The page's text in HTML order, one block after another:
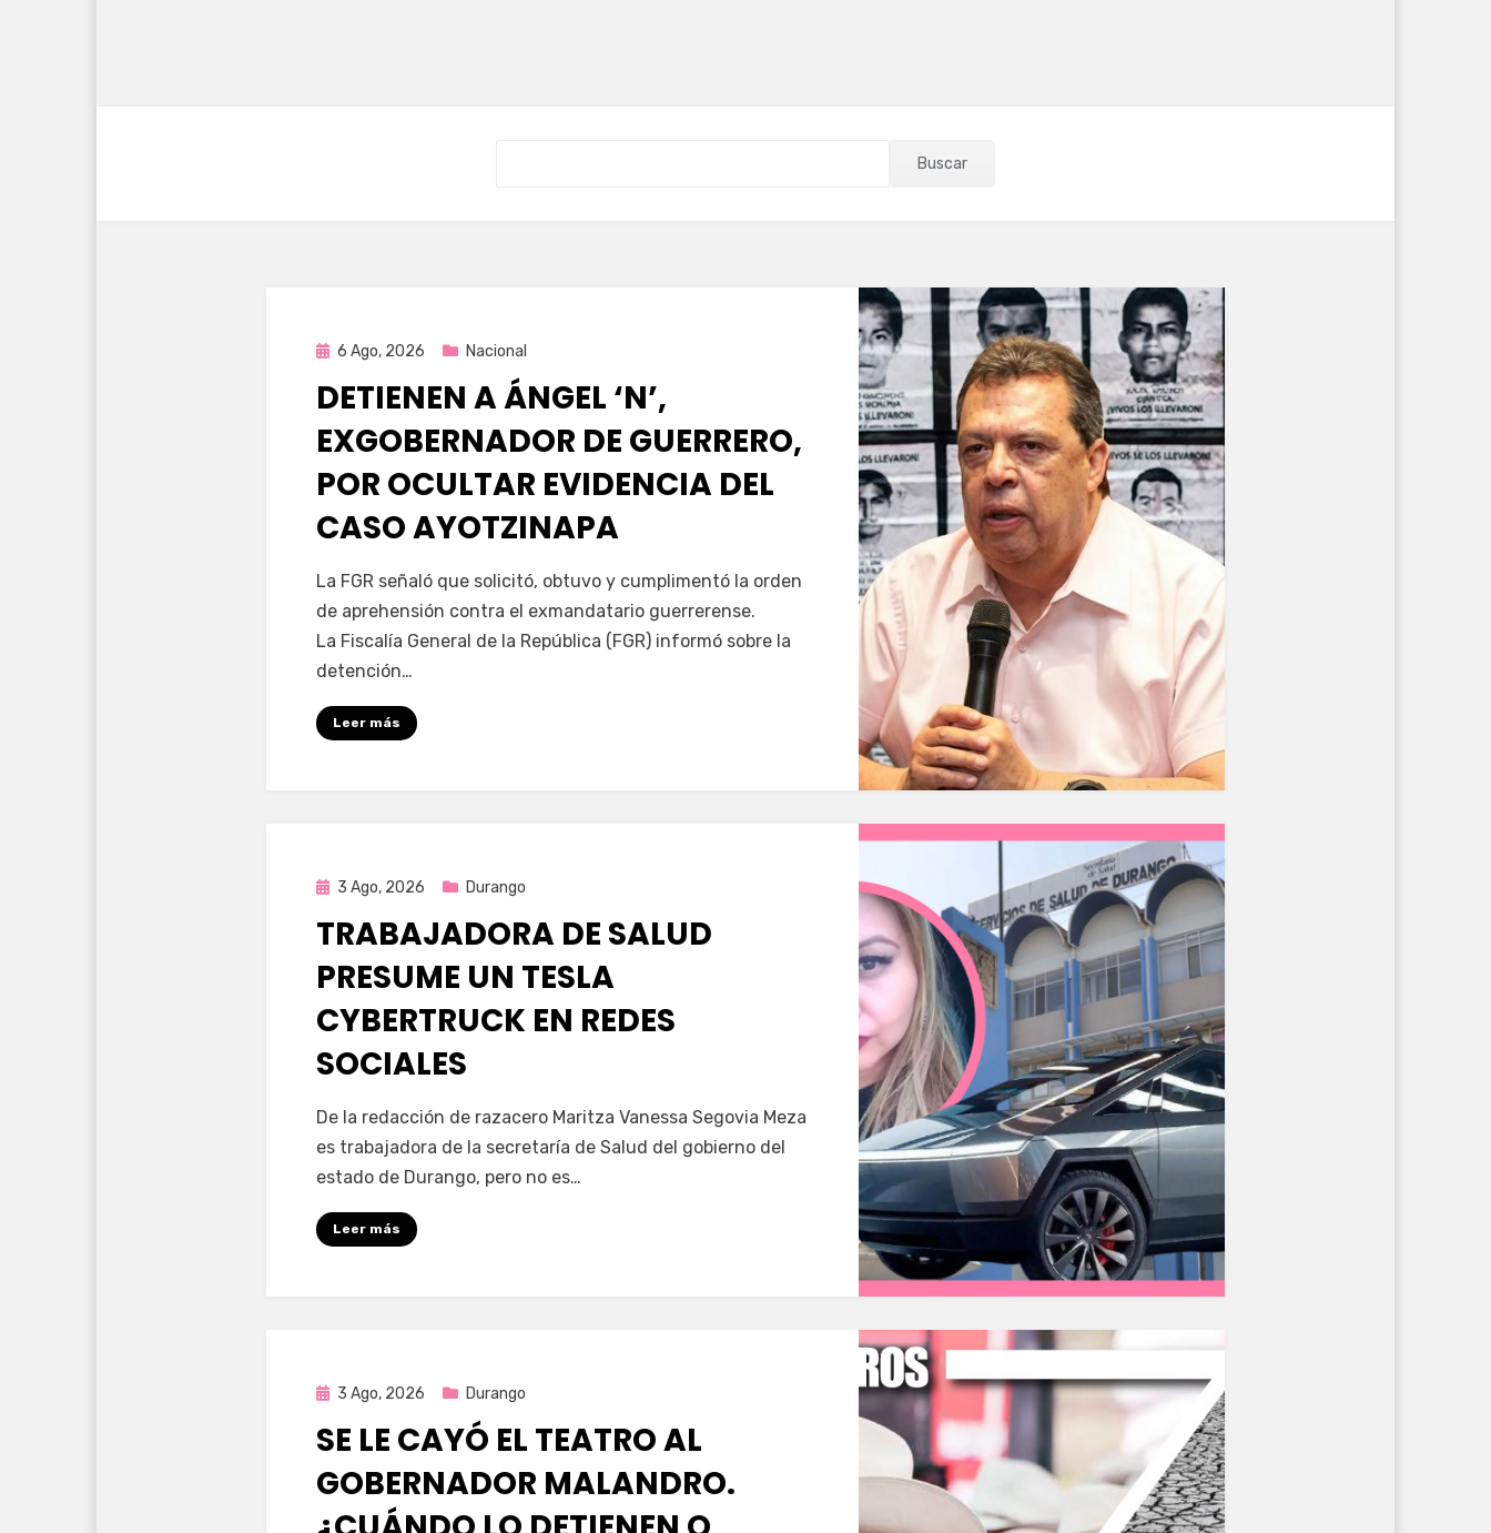
Buscar
Publicada
6 Ago, 2026 Nacional
DETIENEN A ÁNGEL ‘N’,
EXGOBERNADOR DE GUERRERO,
POR OCULTAR EVIDENCIA DEL
CASO AYOTZINAPA
porFernando Miranda Servín
La FGR señaló que solicitó, obtuvo y cumplimentó la orden
de aprehensión contra el exmandatario guerrerense.
La Fiscalía General de la República (FGR) informó sobre la
detención…
Leer más
Publicada
3 Ago, 2026 Durango
TRABAJADORA DE SALUD
PRESUME UN TESLA
CYBERTRUCK EN REDES
SOCIALES
porFernando Miranda Servín
De la redacción de razacero Maritza Vanessa Segovia Meza
es trabajadora de la secretaría de Salud del gobierno del
estado de Durango, pero no es…
Leer más
Publicada
3 Ago, 2026 Durango
SE LE CAYÓ EL TEATRO AL
GOBERNADOR MALANDRO.